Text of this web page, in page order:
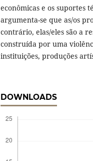
econômicas e os suportes
argumenta-se que as/os
contrário, elas/eles são a
construída por uma
instituições, produções
DOWNLOADS